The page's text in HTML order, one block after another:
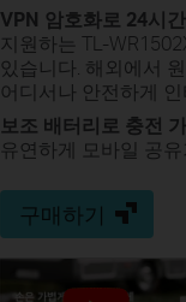
VPN 암호화로 24시
지원하는 TL-
있습니다. 해외에서
어디서나 안전하게
보조 배터리로 충전
유연하게 모바일 공
구매하기